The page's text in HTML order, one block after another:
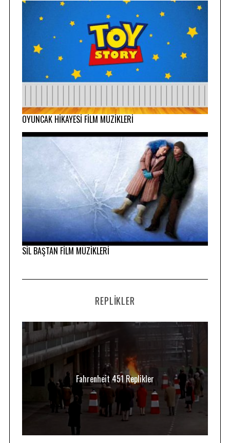
OYUNCAK HİKAYESİ FİLM MÜZİKLERİ
SİL BAŞTAN FİLM MÜZİKLERİ
REPLIKLER
Fahrenheit 451 Replikler